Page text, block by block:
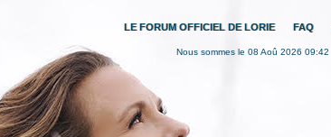
LE FORUM OFFICIEL DE LORIE FAQ
Nous sommes le 08 Aoû 2026 09:42